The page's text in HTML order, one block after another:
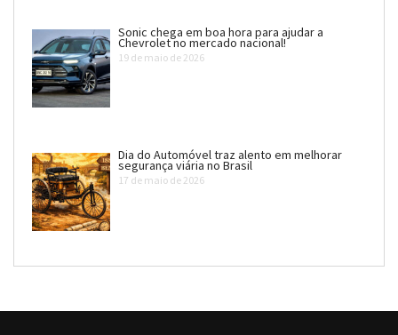
Sonic chega em boa hora para ajudar a
Chevrolet no mercado nacional!
19 de maio de 2026
Dia do Automóvel traz alento em melhorar
segurança viária no Brasil
17 de maio de 2026